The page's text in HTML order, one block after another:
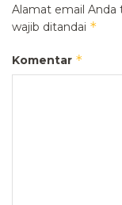
Alamat email Anda
wajib ditandai *
Komentar *